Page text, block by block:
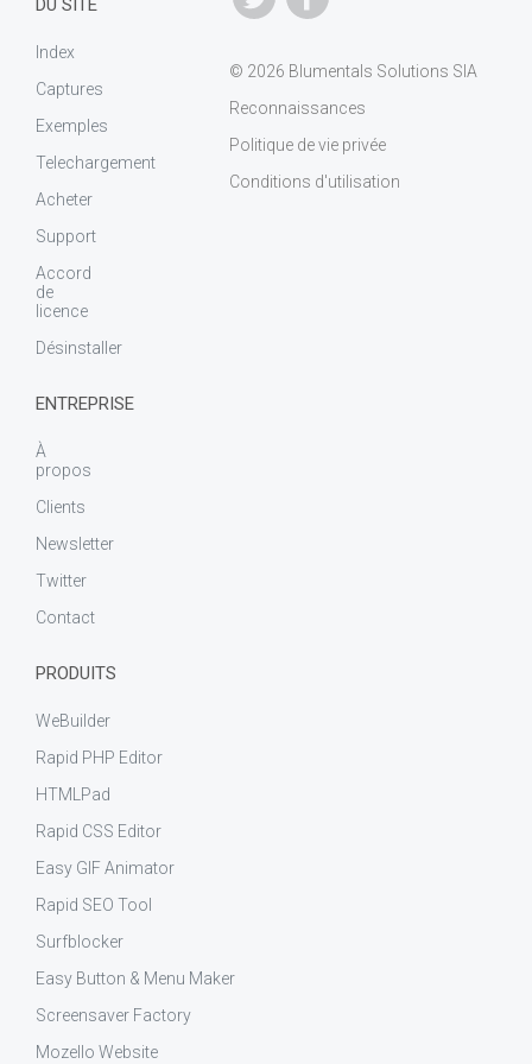
© 2026 Blumentals Solutions SIA
Reconnaissances
Politique de vie privée
Conditions d'utilisation
DU SITE
Index
Captures
Exemples
Telechargement
Acheter
Support
Accord
de
licence
Désinstaller
ENTREPRISE
À
propos
Clients
Newsletter
Twitter
Contact
PRODUITS
WeBuilder
Rapid PHP Editor
HTMLPad
Rapid CSS Editor
Easy GIF Animator
Rapid SEO Tool
Surfblocker
Easy Button & Menu Maker
Screensaver Factory
Mozello Website